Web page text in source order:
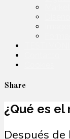
Share
¿Qué es el
Después